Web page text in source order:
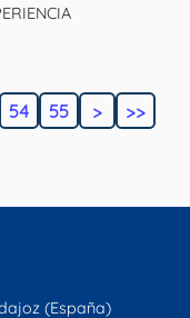
54 55 > >>
(España)